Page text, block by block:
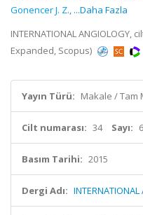
Gonencer J. Z., ...Daha Fazla
INTERNATIONAL ANGIOLOGY,
Expanded, Scopus)
Yayın Türü: Makale / Tam
Cilt numarası: 34 Sayı: 6
Basım Tarihi: 2015
Dergi Adı: